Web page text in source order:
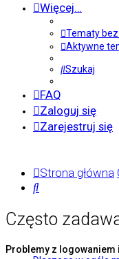
Więcej…
Tematy
Aktywne
Szukaj
FAQ
Zaloguj się
Zarejestruj się
Strona główna
Często
Problemy z logowaniem